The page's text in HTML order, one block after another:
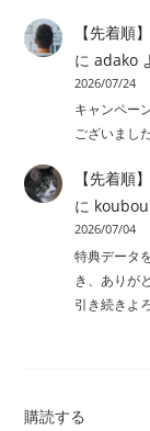
【先着順
に adako
2026/07/24
キャンペー
ございました
【先着順
に koubou
2026/07/04
特典データ
き、ありが
引き続きよ
購読する